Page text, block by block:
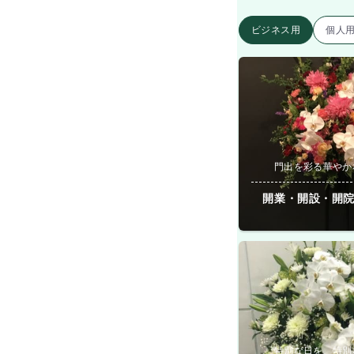
ビジネス用 個人
門出を彩る華や
開業・開設・開
特別な日を、特